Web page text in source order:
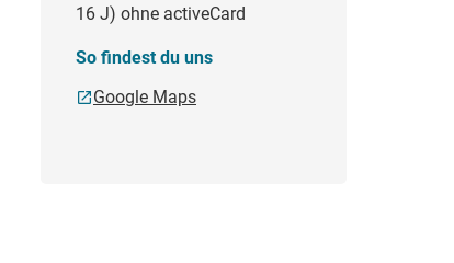
16 J) ohne activeCard
So findest du uns
Google Maps